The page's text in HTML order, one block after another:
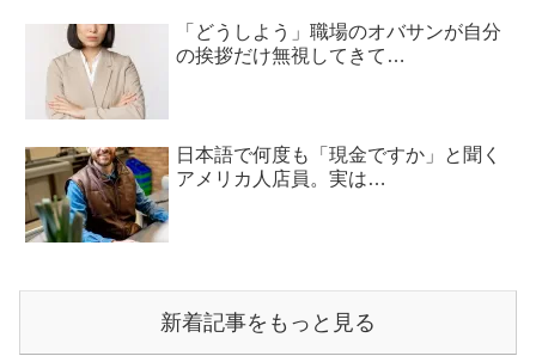
「どうしよう」職場のオバサンが自分
の挨拶だけ無視してきて…
日本語で何度も「現金ですか」と聞く
アメリカ人店員。実は…
新着記事をもっと見る